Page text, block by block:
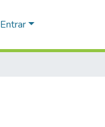
Entrar